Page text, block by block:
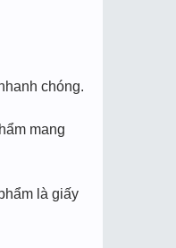
chóng.
mang
là giấy